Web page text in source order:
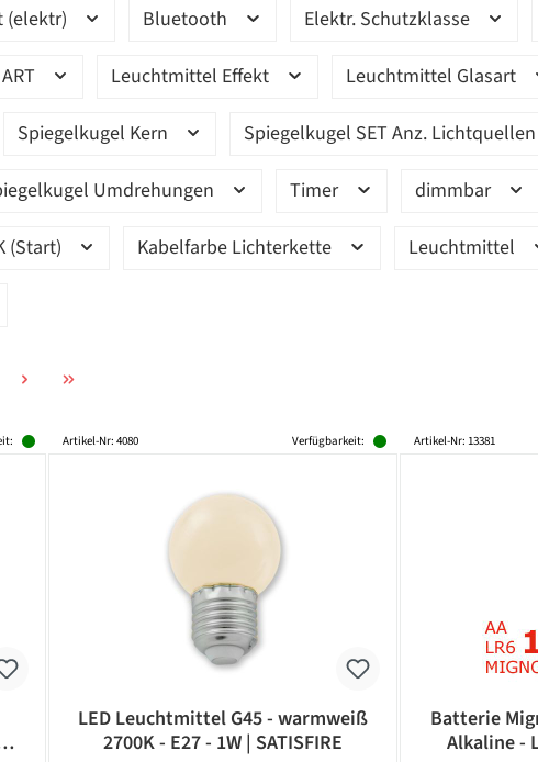
(elektr) Bluetooth Elektr. Schutzklasse
Leuchtmittel Effekt Leuchtmittel Glasart
Spiegelkugel Kern Spiegelkugel SET Anz. Lichtquellen
Umdrehungen Timer dimmbar
(Start) Kabelfarbe Lichterkette Leuchtmittel
|
Artikel-Nr: 4080 Verfügbarkeit:
LED Leuchtmittel G45 - warmweiß
2700K - E27 - 1W | SATISFIRE
Artikel-Nr: 13381
Batterie
Alkaline -